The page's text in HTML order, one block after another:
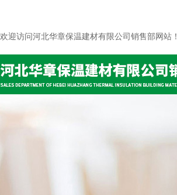
欢迎访问河北华章保温建材有限公司销售部网站！